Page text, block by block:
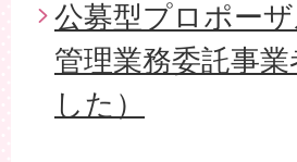
公募型プロポー
管理業務委託事
した）